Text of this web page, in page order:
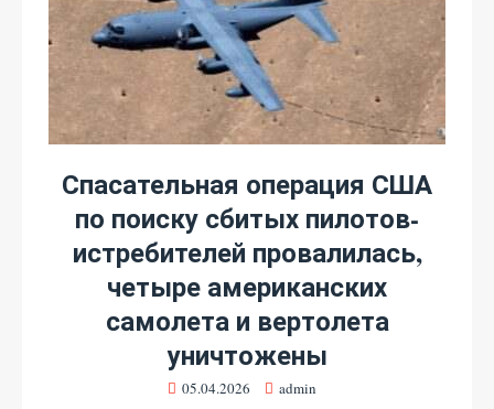
Спасательная операция США
по поиску сбитых пилотов-
истребителей провалилась,
четыре американских
самолета и вертолета
уничтожены
05.04.2026 admin